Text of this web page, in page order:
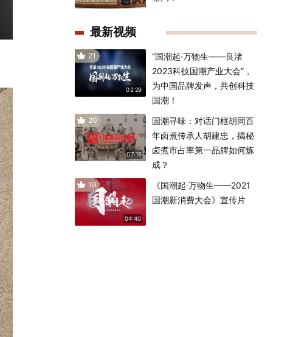
最新视频
21
02:29
“国潮起·万物生——良渚
2023科技国潮产业大会”，
为中国品牌发声，共创科技
国潮！
20
07:16
国潮寻味：对话门框胡同百
年卤煮传承人胡建忠，揭秘
卤煮市占率第一品牌如何炼
成？
19
04:40
《国潮起·万物生——2021
国潮新消费大会》宣传片